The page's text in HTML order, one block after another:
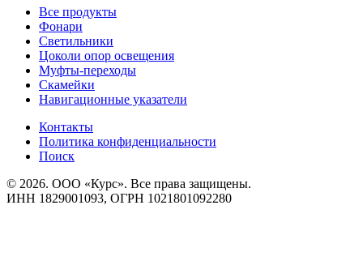
Все продукты
Фонари
Светильники
Цоколи опор освещения
Муфты-переходы
Скамейки
Навигационные указатели
Контакты
Политика конфиденциальности
Поиск
© 2026. ООО «Курс». Все права защищены.
ИНН 1829001093, ОГРН 1021801092280